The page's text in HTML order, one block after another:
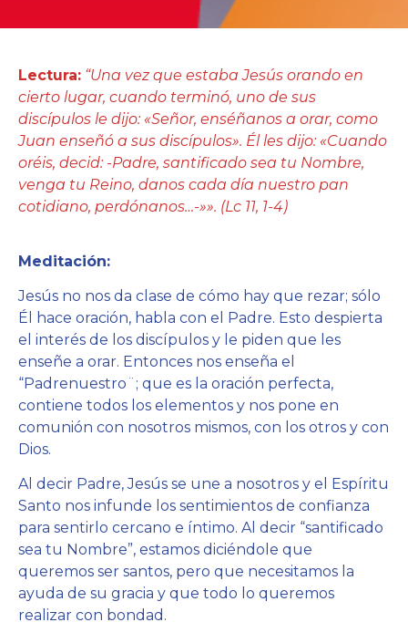
Lectura: “Una vez que estaba Jesús orando en
cierto lugar, cuando terminó, uno de sus
discípulos le dijo: «Señor, enséñanos a orar, como
Juan enseñó a sus discípulos». Él les dijo: «Cuando
oréis, decid: -Padre, santificado sea tu Nombre,
venga tu Reino, danos cada día nuestro pan
cotidiano, perdónanos…-»». (Lc 11, 1-4)
Meditación:
Jesús no nos da clase de cómo hay que rezar; sólo
Él hace oración, habla con el Padre. Esto despierta
el interés de los discípulos y le piden que les
enseñe a orar. Entonces nos enseña el
“Padrenuestro¨; que es la oración perfecta,
contiene todos los elementos y nos pone en
comunión con nosotros mismos, con los otros y con
Dios.
Al decir Padre, Jesús se une a nosotros y el Espíritu
Santo nos infunde los sentimientos de confianza
para sentirlo cercano e íntimo. Al decir “santificado
sea tu Nombre”, estamos diciéndole que
queremos ser santos, pero que necesitamos la
ayuda de su gracia y que todo lo queremos
realizar con bondad.